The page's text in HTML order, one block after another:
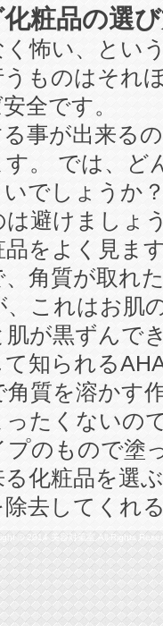
粧品の選
怖い、とい
ものはそれ
全です。
事が出来る
。 では、ど
でしょうか
は避けましょ
をよく見ま
角質が取れ
これはお肌
が黒ずんで
知られる
質を溶かす
たくないの
プのもので塗
化粧品を選
去してくれ
© 2014 美容対策室 All Rights